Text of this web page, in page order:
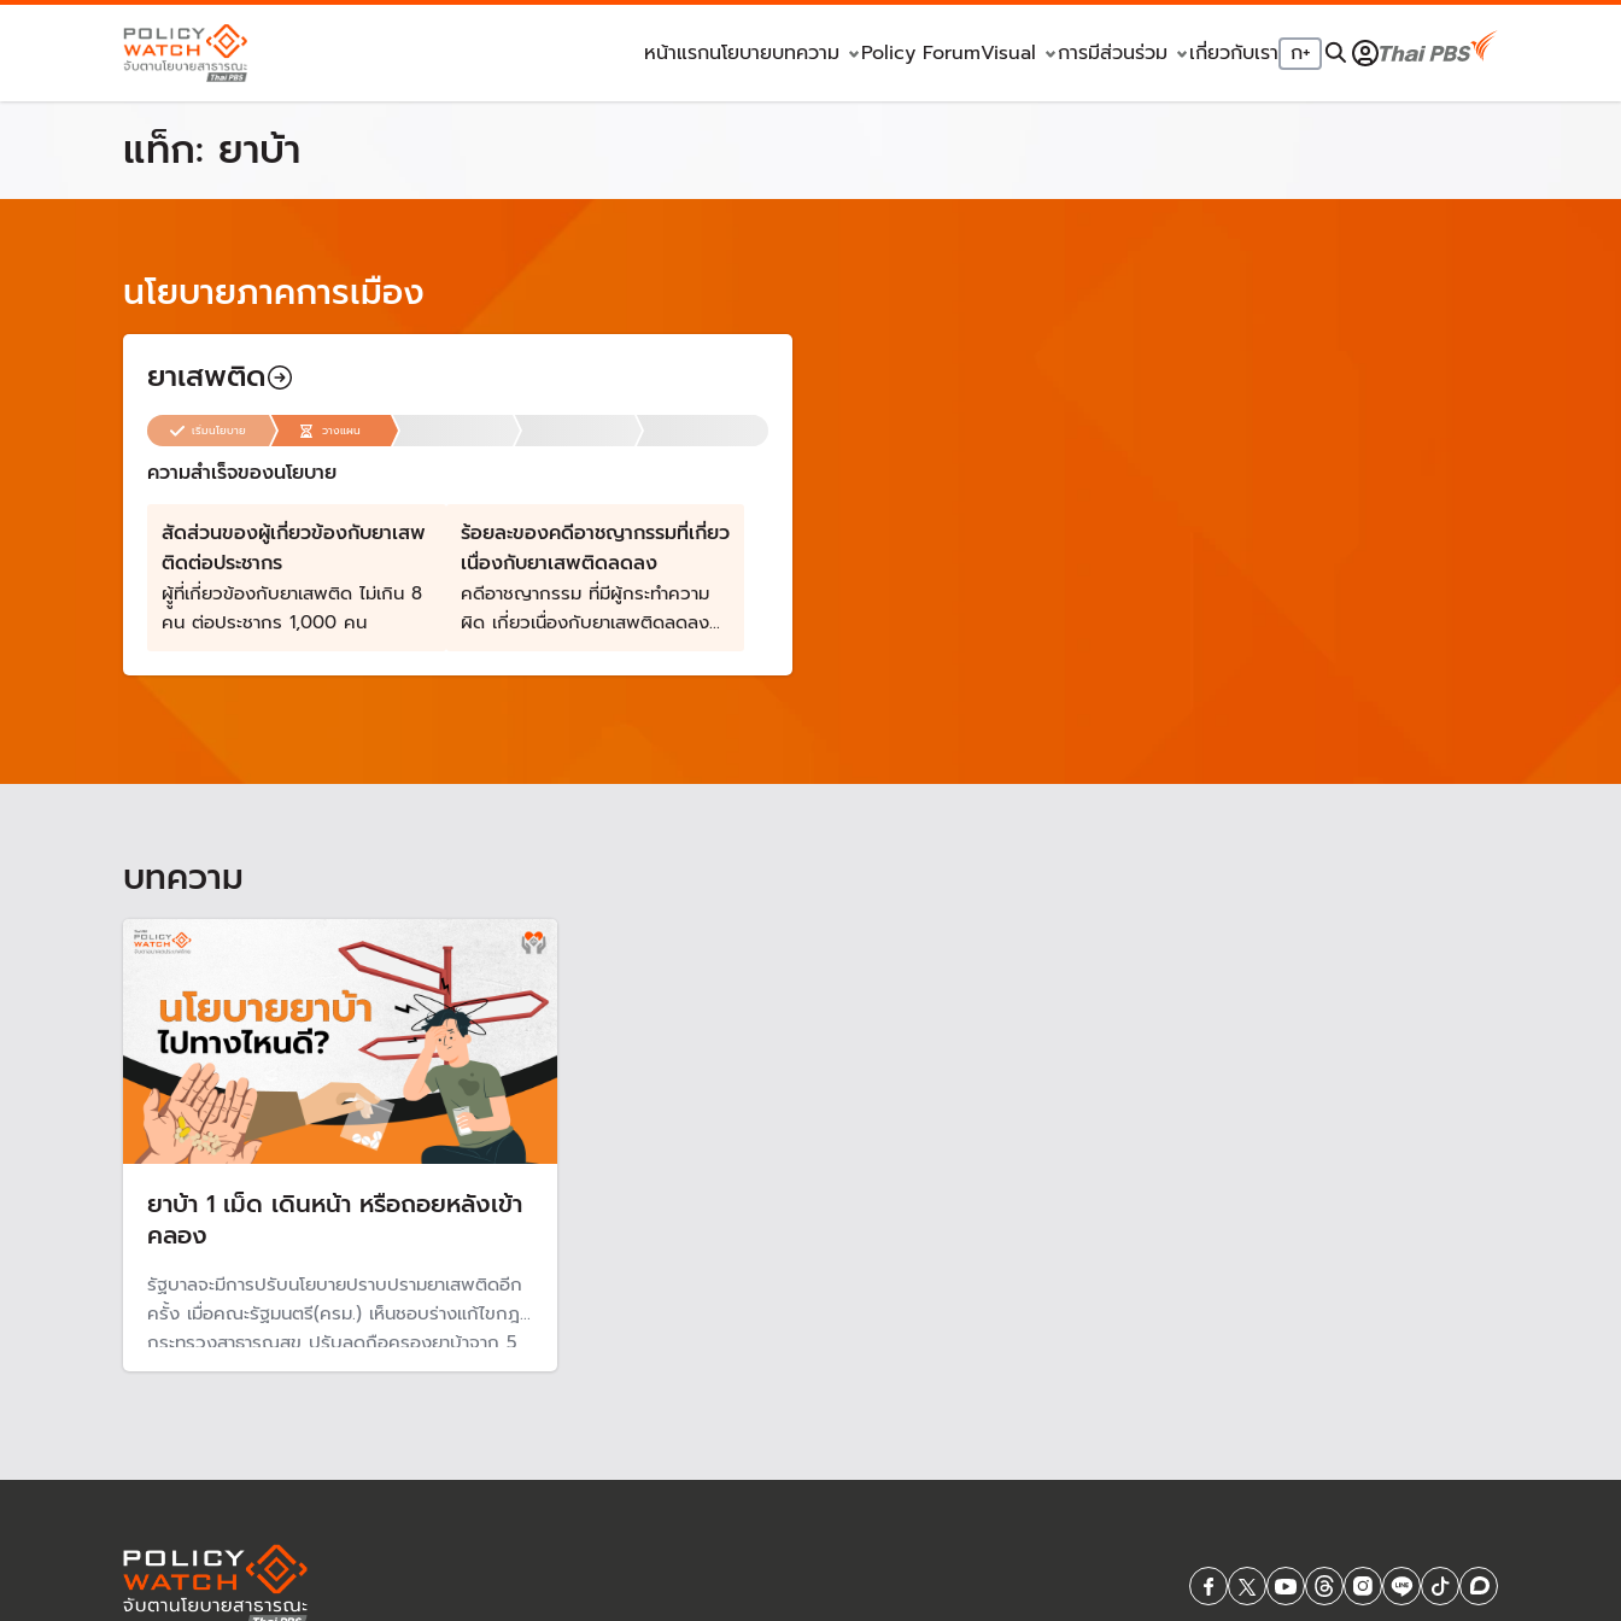
หน้าแรกนโยบายบทความ Policy ForumVisual การมีส่วนร่วม เกี่ยวกับเรา ก+
แท็ก: ยาบ้า
นโยบายภาคการเมือง
ยาเสพติด
เริ่มนโยบาย วางแผน
ความสำเร็จของนโยบาย
สัดส่วนของผู้เกี่ยวข้องกับยาเสพ
ติดต่อประชากร
ผูู้ที่เกี่ยวข้องกับยาเสพติด ไม่เกิน 8
คน ต่อประชากร 1,000 คน
ร้อยละของคดีอาชญากรรมที่เกี่ยว
เนื่องกับยาเสพติดลดลง
คดีอาชญากรรม ที่มีผู้กระทำความ
ผิด เกี่ยวเนื่องกับยาเสพติดลดลง
บทความ
ยาบ้า 1 เม็ด เดินหน้า หรือถอยหลังเข้า
คลอง
รัฐบาลจะมีการปรับนโยบายปราบปรามยาเสพติดอีก
ครั้ง เมื่อคณะรัฐมนตรี(ครม.) เห็นชอบร่างแก้ไขกฎ
กระทรวงสาธารณสุข ปรับลดถือครองยาบ้าจาก 5
เม็ดเหลือ 1 เม็ด ที่ถือว่า "เป็นผู้เสพ" แต่ผู้เชี่ยวชาญ